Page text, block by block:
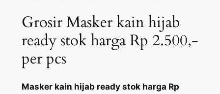
Grosir Masker kain hijab
ready stok harga Rp 2.500,-
per pcs
Masker kain hijab ready stok harga Rp